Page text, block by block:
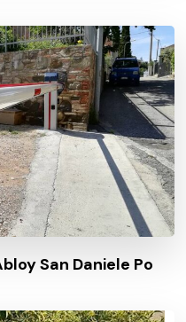
San Daniele Po